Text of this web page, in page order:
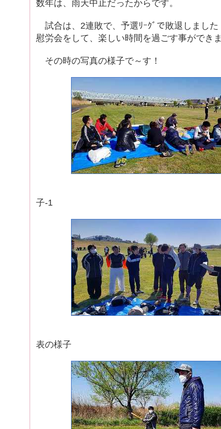
数年は、雨天中止だったからです。
試合は、2連敗で、予選ﾘｰｸﾞで敗退しまし
慰労会をして、楽しい時間を過ごす事ができ
その時の写真の様子で～す！
子-1
表の様子